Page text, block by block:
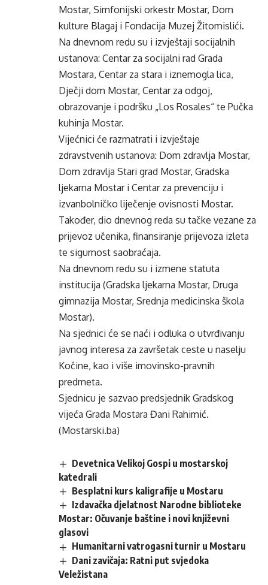
Mostar, Simfonijski orkestr Mostar, Dom
kulture Blagaj i Fondacija Muzej Žitomislići.
Na dnevnom redu su i izvještaji socijalnih
ustanova: Centar za socijalni rad Grada
Mostara, Centar za stara i iznemogla lica,
Dječji dom Mostar, Centar za odgoj,
obrazovanje i podršku „Los Rosales“ te Pučka
kuhinja Mostar.
Vijećnici će razmatrati i izvještaje
zdravstvenih ustanova: Dom zdravlja Mostar,
Dom zdravlja Stari grad Mostar, Gradska
ljekarna Mostar i Centar za prevenciju i
izvanbolničko liječenje ovisnosti Mostar.
Također, dio dnevnog reda su tačke vezane za
prijevoz učenika, finansiranje prijevoza izleta
te sigurnost saobraćaja.
Na dnevnom redu su i izmene statuta
institucija (Gradska ljekarna Mostar, Druga
gimnazija Mostar, Srednja medicinska škola
Mostar).
Na sjednici će se naći i odluka o utvrđivanju
javnog interesa za završetak ceste u naselju
Kočine, kao i više imovinsko-pravnih
predmeta.
Sjednicu je sazvao predsjednik Gradskog
vijeća Grada Mostara Đani Rahimić.
(Mostarski.ba)
Devetnica Velikoj Gospi u mostarskoj
katedrali
Besplatni kurs kaligrafije u Mostaru
Izdavačka djelatnost Narodne biblioteke
Mostar: Očuvanje baštine i novi književni
glasovi
Humanitarni vatrogasni turnir u Mostaru
Dani zavičaja: Ratni put svjedoka
Veležistana